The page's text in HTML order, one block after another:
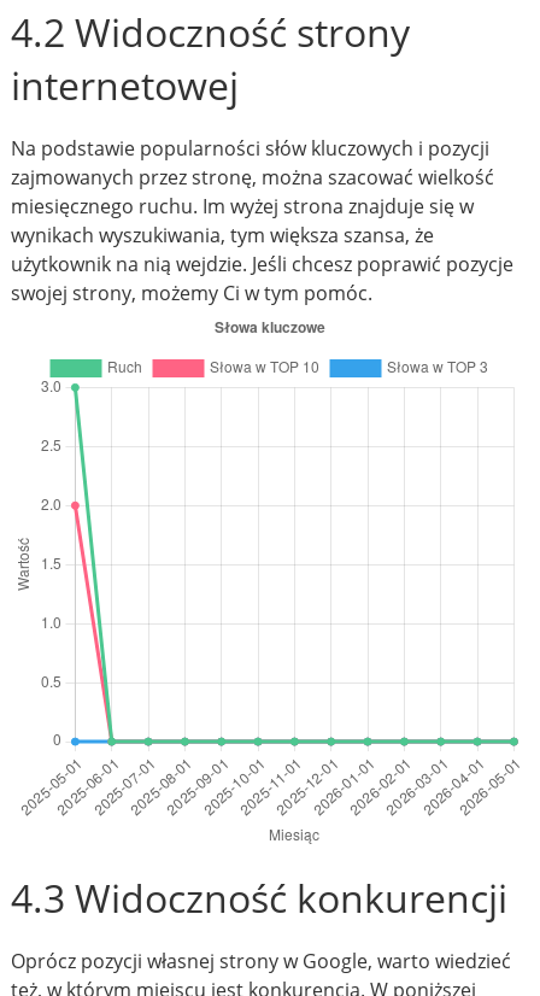
4.2 Widoczność strony
internetowej
Na podstawie popularności słów kluczowych i pozycji
zajmowanych przez stronę, można szacować wielkość
miesięcznego ruchu. Im wyżej strona znajduje się w
wynikach wyszukiwania, tym większa szansa, że
użytkownik na nią wejdzie. Jeśli chcesz poprawić pozycje
swojej strony, możemy Ci w tym pomóc.
4.3 Widoczność konkurencji
Oprócz pozycji własnej strony w Google, warto wiedzieć
też, w którym miejscu jest konkurencja. W poniższej